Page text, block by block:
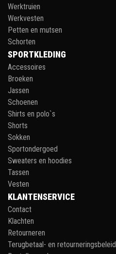
Werktruien
Werkvesten
Petten en mutsen
Schorten
SPORTKLEDING
Accessoires
Broeken
Jassen
Schoenen
Shirts en polo`s
Shorts
Sokken
Sportondergoed
Sweaters en hoodies
Tassen
Vesten
KLANTENSERVICE
Contact
Klachten
Retourneren
Terugbetaal- en retourneringsbeleid